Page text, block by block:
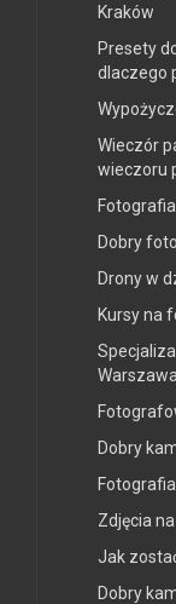
Kraków
Presety
dlaczego
Wieczór
wieczoru
Dobry
Drony w
Kursy na
Warszawa
Dobry
Zdjęcia
Jak
Dobry